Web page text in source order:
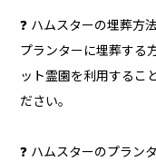
❓ ハムスターの埋葬方
プランターに埋葬する
ット霊園を利用するこ
ださい。
❓ ハムスターのプラン